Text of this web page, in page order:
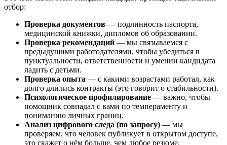
отбор:
Проверка документов — подлинность паспорта,
медицинской книжки, дипломов об образовании.
Проверка рекомендаций — мы связываемся с
предыдущими работодателями, чтобы убедиться в
пунктуальности, ответственности и умении кандидата
ладить с детьми.
Проверка опыта — с какими возрастами работал, как
долго длились контракты (это говорит о стабильности).
Психологическое профилирование — важно, чтобы
помощник совпадал с вами по темпераменту и
пониманию личных границ.
Анализ цифрового следа (по запросу) — мы
проверяем, что человек публикует в открытом доступе,
это скажет о нём больше, чем любое резюме.